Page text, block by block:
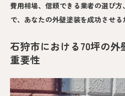
費用相場、信頼できる業者の選び
で、あなたの外壁塗装を成功させる
石狩市における70坪の
重要性